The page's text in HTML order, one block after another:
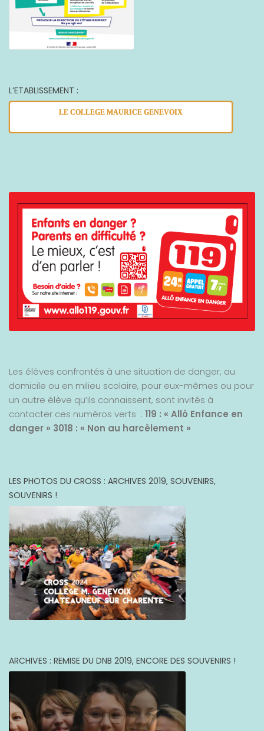
L’ETABLISSEMENT :
LE COLLEGE MAURICE GENEVOIX
Les élèves confrontés à une situation de danger, au
domicile ou en milieu scolaire, pour eux-mêmes ou pour
un autre élève qu’ils connaissent, sont invités à
contacter ces numéros verts : 119 : « Allô Enfance en
danger » 3018 : « Non au harcèlement »
LES PHOTOS DU CROSS : ARCHIVES 2019, SOUVENIRS,
SOUVENIRS !
ARCHIVES : REMISE DU DNB 2019, ENCORE DES SOUVENIRS !